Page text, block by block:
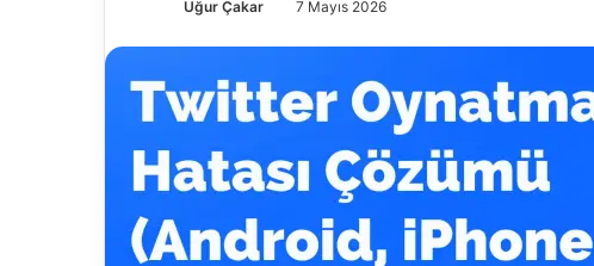
Uğur Çakar 7 Mayıs 2026